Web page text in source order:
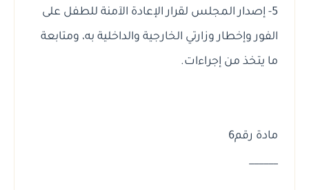
5- إصدار المجلس لقرار الإعادة الآمنة للطفل على
الفور وإخطار وزارتي الخارجية والداخلية به، ومتابعة
ما يتخذ من إجراءات.
مادة رقم6
______